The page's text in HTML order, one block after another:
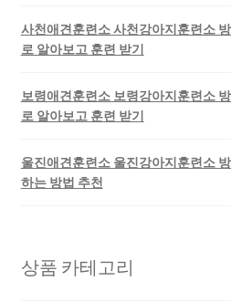
사천애견훈련소 사천강아지훈련소
로 알아보고 훈련 받기
보령애견훈련소 보령강아지훈련소
로 알아보고 훈련 받기
울진애견훈련소 울진강아지훈련소
하는 방법 추천
상품 카테고리